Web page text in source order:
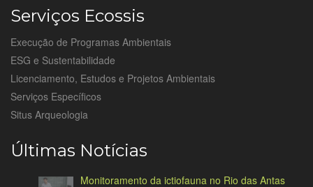
Serviços Ecossis
Execução de Programas Ambientais
ESG e Sustentabilidade
Licenciamento, Estudos e Projetos Ambientais
Serviços Específicos
Situs Arqueologia
Últimas Notícias
Monitoramento da ictiofauna no Rio das Antas